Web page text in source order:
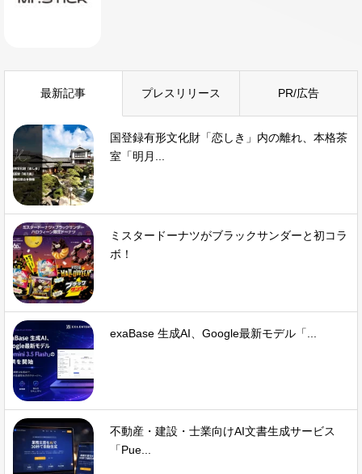
最新記事 プレスリリース PR/広告
国登録有形文化財「恋しき」内の離れ、本格茶
室「明月...
ミスタードーナツがブラックサンダーと初コラ
ボ！
exaBase 生成AI、Google最新モデル「...
不動産・建設・士業向けAI文書生成サービス
「Pue...